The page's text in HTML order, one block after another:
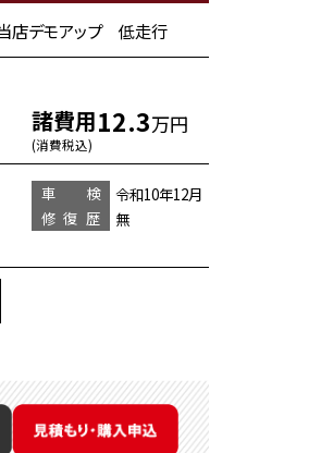
店デモアップ 低走行
諸費用
(消費税込)
12.3万円
車 検
令和10年12月
修復歴 無